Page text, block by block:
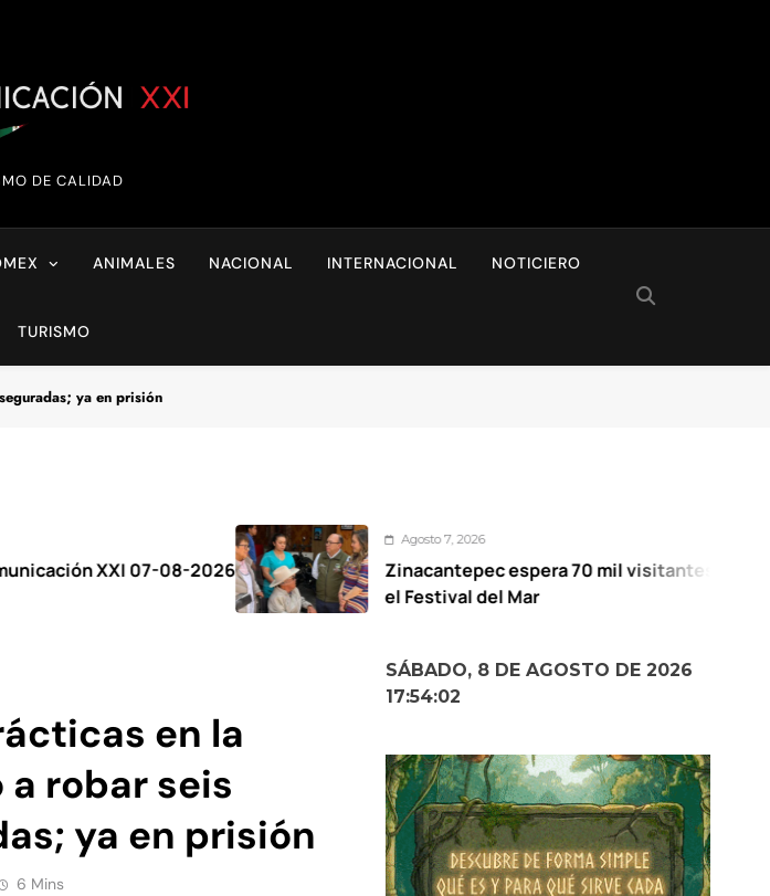
XXI
DE CALIDAD
ANIMALES NACIONAL INTERNACIONAL NOTICIERO
TURISMO
ya en prisión
08-2026
Agosto 7, 2026
Zinacantepec espera 70 mil visitantes en
el Festival del Mar
en la
robar seis
ya en prisión
6 Mins
SÁBADO, 8 DE AGOSTO DE 2026
17:54:03